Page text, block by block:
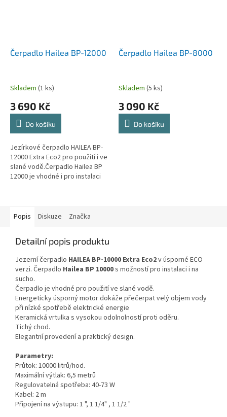
Čerpadlo Hailea BP-12000
Skladem (1 ks)
3 690 Kč
Do košíku
Jezírkové čerpadlo HAILEA BP-
12000 Extra Eco2 pro použití i ve
slané vodě.Čerpadlo Hailea BP
12000 je vhodné i pro instalaci
Čerpadlo Hailea BP-8000
Skladem (5 ks)
3 090 Kč
Do košíku
Popis Diskuze Značka
Detailní popis produktu
Jezerní čerpadlo HAILEA BP-10000 Extra Eco2v úsporné ECO
verzi. Čerpadlo Hailea BP 10000s možností pro instalaci i na
sucho.
Čerpadlo je vhodné pro použití ve slané vodě.
Energeticky úsporný motor dokáže přečerpat velý objem vody
při nízké spotřebě elektrické energie
Keramická vrtulka s vysokou odolnolností proti oděru.
Tichý chod.
Elegantní provedení a praktický design.
Parametry:
Průtok: 10000 litrů/hod.
Maximální výtlak: 6,5 metrů
Regulovatelná spotřeba: 40-73 W
Kabel: 2 m
Připojení na výstupu: 1 ", 1 1/4" , 1 1/2 "